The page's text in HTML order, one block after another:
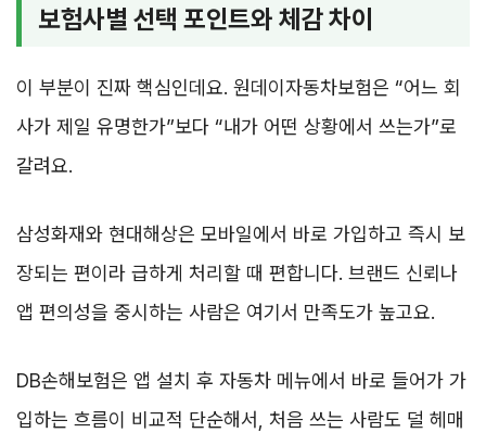
보험사별 선택 포인트와 체감 차이
이 부분이 진짜 핵심인데요. 원데이자동차보험은 “어느 회
사가 제일 유명한가”보다 “내가 어떤 상황에서 쓰는가”로
갈려요.
삼성화재와 현대해상은 모바일에서 바로 가입하고 즉시 보
장되는 편이라 급하게 처리할 때 편합니다. 브랜드 신뢰나
앱 편의성을 중시하는 사람은 여기서 만족도가 높고요.
DB손해보험은 앱 설치 후 자동차 메뉴에서 바로 들어가 가
입하는 흐름이 비교적 단순해서, 처음 쓰는 사람도 덜 헤매